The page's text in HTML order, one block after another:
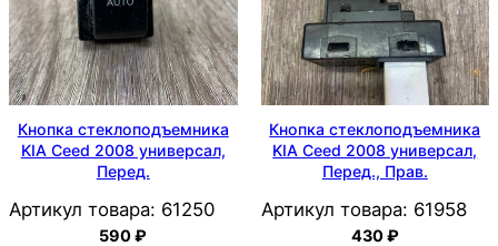
Кнопка стеклоподъемника
KIA Ceed 2008 универсал,
Перед.
Артикул товара: 61250
590₽
Кнопка стеклоподъемника
KIA Ceed 2008 универсал,
Перед., Прав.
Артикул товара: 61958
430₽